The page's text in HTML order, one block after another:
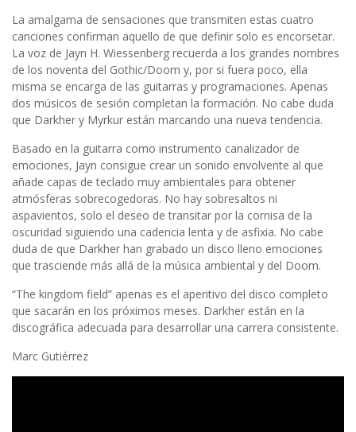
La amalgama de sensaciones que transmiten estas cuatro
canciones confirman aquello de que definir solo es encorsetar.
La voz de Jayn H. Wiessenberg recuerda a los grandes nombres
de los noventa del Gothic/Doom y, por si fuera poco, ella
misma se encarga de las guitarras y programaciones. Apenas
dos músicos de sesión completan la formación. No cabe duda
que Darkher y Myrkur están marcando una nueva tendencia.
Basado en la guitarra como instrumento canalizador de
emociones, Jayn consigue crear un sonido envolvente al que
añade capas de teclado muy ambientales para obtener
atmósferas sobrecogedoras. No hay sobresaltos ni
aspavientos, solo el deseo de transitar por la cornisa de la
oscuridad siguiendo una cadencia lenta y de asfixia. No cabe
duda de que Darkher han grabado un disco lleno emociones
que trasciende más allá de la música ambiental y del Doom.
“The kingdom field” apenas es el aperitivo del disco completo
que sacarán en los próximos meses. Darkher están en la
discográfica adecuada para desarrollar una carrera consistente.
Marc Gutiérrez